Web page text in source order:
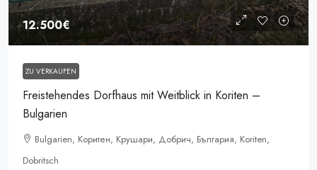
12.500€
ZU VERKAUFEN
Freistehendes Dorfhaus mit Weitblick in Koriten –
Bulgarien
Bulgarien, Коритен, Крушари, Добрич, България, Koriten,
Dobritsch